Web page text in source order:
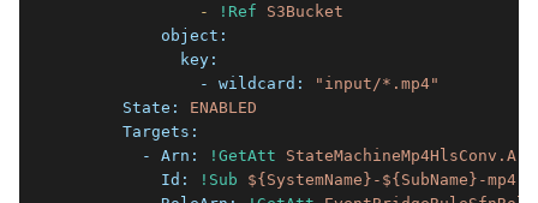
              -
!Ref
S3Bucket
          object:
            key:
              - wildcard:
"input/*.mp4"
      State:
ENABLED
      Targets:
        - Arn:
!GetAtt
StateMachineMp4HlsConv.Arn
          Id:
!Sub
${SystemName}-${SubName}-